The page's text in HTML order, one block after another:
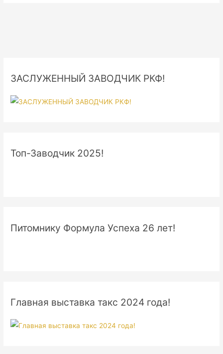
ЗАСЛУЖЕННЫЙ ЗАВОДЧИК РКФ!
Топ-Заводчик 2025!
Питомнику Формула Успеха 26 лет!
Главная выставка такс 2024 года!